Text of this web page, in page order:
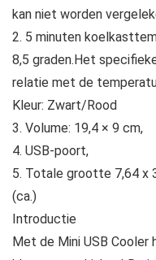
kan niet worden
2. 5 minuten
8,5 graden.Het
relatie met de
Kleur: Zwart/Rood
3. Volume: 19,4 × 9 cm,
4. USB-poort,
5. Totale grootte 7,64 x
(ca.)
Introductie
Met de Mini USB Cooler